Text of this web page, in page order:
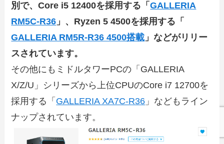
別で、Core i5 12400を採用する「GALLERIA
RM5C-R36 」、Ryzen 5 4500を採用する「
GALLERIA RM5R-R36 4500搭載 」などがリリー
スされています。
その他にもミドルタワーPCの「GALLERIA
X/Z/U」シリーズから上位CPUのCore i7 12700を
採用する「 GALLERIA XA7C-R36 」などもライン
ナップされています。